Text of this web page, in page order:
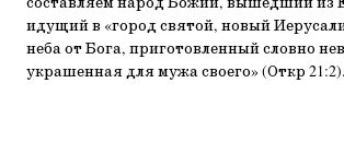
идущий в «город святой, новый
неба от Бога, приготовленный словно
украшенная для мужа своего» (Откр 21:2).